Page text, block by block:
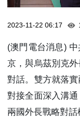
2023-11-22 06:17
(澳門電台消息)
京，與烏茲別克
對話。雙方就落
對接全面深入溝
兩國外長戰略對話